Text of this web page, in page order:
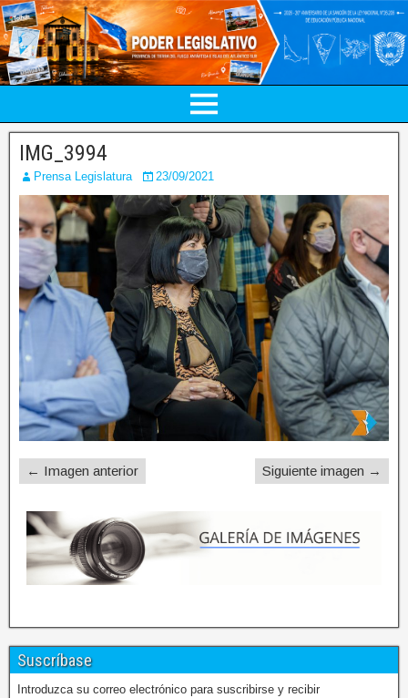
IMG_3994
Prensa Legislatura 23/09/2021
← Imagen anterior Siguiente imagen →
Suscríbase
Introduzca su correo electrónico para suscribirse y recibir